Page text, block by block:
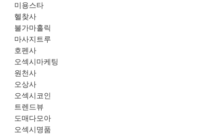
미용스타
헬찾사
불가마홀릭
마사지트루
호펜사
오섹시마케팅
원천사
오상사
오섹시코인
트렌드뷰
도매다모아
오섹시명품